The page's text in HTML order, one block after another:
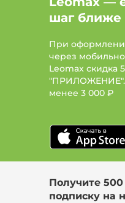
шаг ближе
При
через
Leomax скидка
"ПРИЛОЖЕНИЕ".
менее 3 000 ₽
Получите
подписку на